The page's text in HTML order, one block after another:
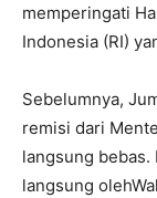
memperingati
Indonesia (RI)
Sebelumnya,
remisi dari
langsung
langsung